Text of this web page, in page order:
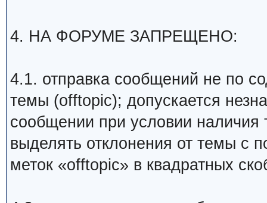
4. НА ФОРУМЕ ЗАПРЕЩЕНО:
4.1. отправка сообщений не по
темы (offtopic); допускается
сообщении при условии наличия
выделять отклонения от темы с
меток «offtopic» в квадратных